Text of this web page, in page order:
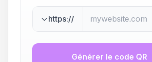
https://
Générer le code QR